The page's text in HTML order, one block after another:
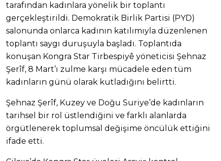
tarafından kadınlara yönelik bir toplantı
gerçekleştirildi. Demokratik Birlik Partisi (PYD)
salonunda onlarca kadının katılımıyla düzenlenen
toplantı saygı duruşuyla başladı. Toplantıda
konuşan Kongra Star Tirbespiyê yöneticisi Şehnaz
Şerîf, 8 Mart’ı zulme karşı mücadele eden tüm
kadınların günü olarak kutladığını belirtti.
Şehnaz Şerîf, Kuzey ve Doğu Suriye’de kadınların
tarihsel bir rol üstlendiğini ve farklı alanlarda
örgütlenerek toplumsal değişime öncülük ettiğini
ifade etti.